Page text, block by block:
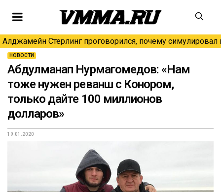
Алджамейн Стерлинг проговорился, почему симулировал
НОВОСТИ
Абдулманап Нурмагомедов: «Нам
тоже нужен реванш с Конором,
только дайте 100 миллионов
долларов»
19.01.2020